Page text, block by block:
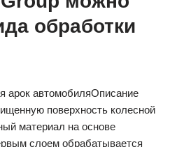
обработки
арок автомобиляОписание
поверхность колесной
материал на основе
слоем обрабатывается